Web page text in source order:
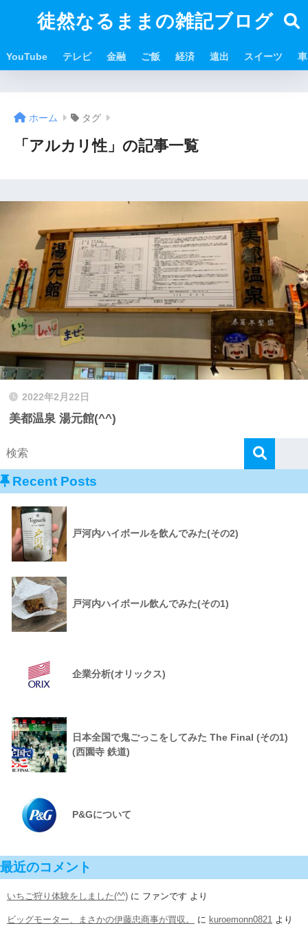
徒然なるままの雑記ブログ
YouTube テレビ 金融 ご飯 経済 遠出 スイーツ 車
ホーム タグ
「アルカリ性」の記事一覧
2022年2月22日
美都温泉 湯元館(^^)
Recent Posts
戸河内ハイボールを飲んでみた(その2)
戸河内ハイボール飲んでみた(その1)
企業分析(オリックス)
日本全国で鬼ごっこをしてみた The Final (その1)
(西園寺 鉄道)
P&Gについて
最近のコメント
いちご狩り体験をしました(^^) に ファンです より
ビッグモーター、まさかの伊藤忠商事が買収。 に kuroemonn0821 より